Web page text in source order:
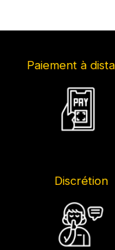
Paiement à
Discrétion